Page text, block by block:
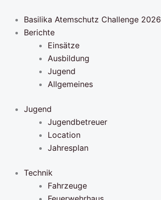
Inhalt
springen
Basilika Atemschutz Challenge 2026
Berichte
Einsätze
Ausbildung
Jugend
Allgemeines
Jugend
Jugendbetreuer
Location
Jahresplan
Technik
Fahrzeuge